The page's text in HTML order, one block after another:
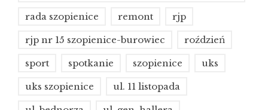
rada szopienice remont rjp
rjp nr 15 szopienice-burowiec roździeń
sport spotkanie szopienice uks
uks szopienice ul. 11 listopada